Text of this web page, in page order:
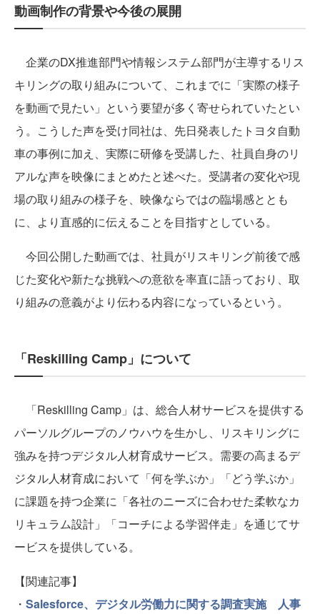
動画制作の背景や今後の展開
企業のDX推進部門や情報システム部門が主導するリス
キリングの取り組みについて、これまでに「実際の様子
を動画で見たい」という要望が多く寄せられていたとい
う。こうした声を受け同社は、先日発表したトヨタ自動
車の事例に加え、実際に研修を受講した、社員自身のリ
アルな声を映像にまとめたと述べた。受講者の変化や現
場の取り組みの様子を、映像ならではの臨場感ととも
に、より直感的に伝えることを目指すとしている。
今回公開した動画では、社員がリスキリング前後で感
じた変化や新たな挑戦への意欲を率直に語っており、取
り組みの意義がより伝わる内容になっているという。
「Reskilling Camp」について
「Reskilling Camp」は、総合人材サービスを提供する
パーソルグループのノウハウを生かし、リスキリングに
強みを持つデジタル人材育成サービス。需要の高まるデ
ジタル人材育成において「何を学ぶか」「どう学ぶか」
に課題を持つ企業に「各社のニーズに合わせた柔軟なカ
リキュラム設計」「コーチによる学習伴走」を通じてサ
ービスを提供している。
【関連記事】
・ Salesforce、デジタル労働力に関する調査実施 人事